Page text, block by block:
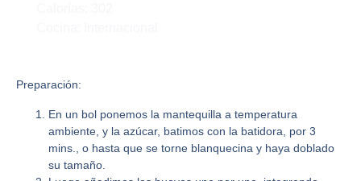
Preparación:
En un bol ponemos la mantequilla a temperatura
ambiente, y la azúcar, batimos con la batidora, por 3
mins., o hasta que se torne blanquecina y haya doblado
su tamaño.